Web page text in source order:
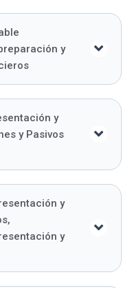
y
y
y Pasivos
y
y